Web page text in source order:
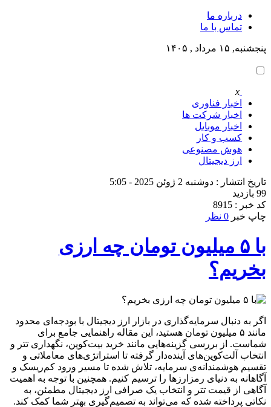
درباره ما
تماس با ما
پنجشنبه, ۱۵ مرداد , ۱۴۰۵
x
اخبار فناوری
اخبار شرکت ها
اخبار موبایل
کسب و کار
هوش مصنوعی
ارز دیجیتال
تاریخ انتشار : دوشنبه 2 ژوئن 2025 - 5:05
99 بازدید
کد خبر : 8915
چاپ خبر 0 نظر
با ۵ میلیون تومان چه ارزی
بخریم؟
اگر به دنبال سرمایه‌گذاری در بازار ارز دیجیتال با بودجه‌ای محدود
مانند ۵ میلیون تومان هستید، این مقاله راهنمایی جامع برای
شماست. از بررسی گزینه‌هایی مانند خرید بیت‌کوین، نگهداری تتر و
انتخاب آلت‌کوین‌های آینده‌دار گرفته تا استراتژی‌های معاملاتی و
تقسیم هوشمندانه‌ی سرمایه، تلاش شده تا مسیر ورود کم‌ریسک و
آگاهانه به دنیای رمزارزها را ترسیم کنیم. همچنین با توجه به اهمیت
آگاهی از قیمت تتر و انتخاب یک صرافی ارز دیجیتال مطمئن، به
نکاتی پرداخته شده که می‌تواند به تصمیم‌گیری بهتر شما کمک کند.